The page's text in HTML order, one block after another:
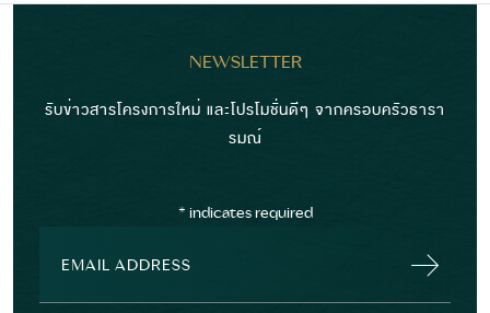
NEWSLETTER
รับข่าวสารโครงการใหม่ และโปรโมชั่นดีๆ จากครอบครัวธารา
รมณ์
* indicates required